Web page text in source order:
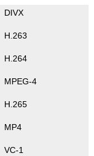
DIVX
H.263
H.264
MPEG-4
H.265
MP4
VC-1